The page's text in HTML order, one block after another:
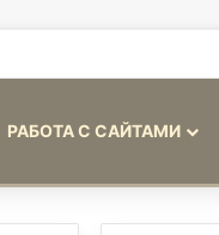
РАБОТА С САЙТАМИ